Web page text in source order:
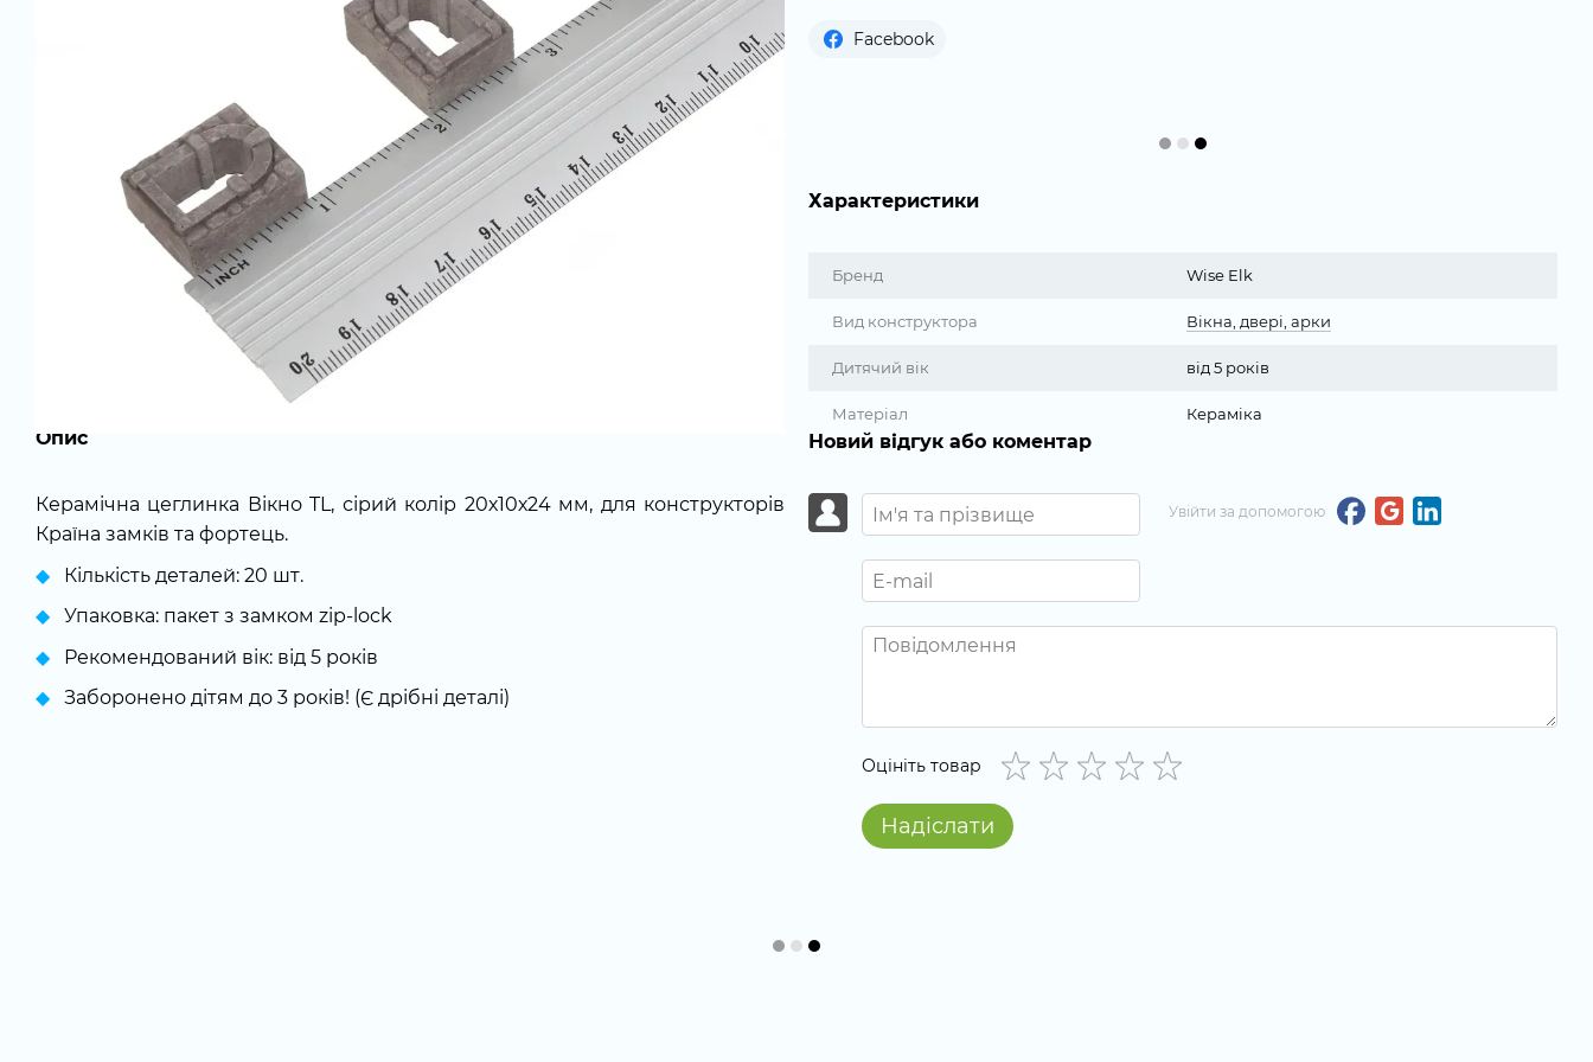
Опис
Керамічна цеглинка Вікно TL, сірий колір 20х10х24 мм, для конструкторів
Країна замків та фортець.
Кількість деталей: 20 шт.
Упаковка: пакет з замком zip-lock
Рекомендований вік: від 5 років
Заборонено дітям до 3 років! (Є дрібні деталі)
Facebook
Характеристики
Бренд Wise Elk
Вид конструктора Вікна, двері, арки
Дитячий вік від 5 років
Матеріал Кераміка
Новий відгук або коментар
Увійти за допомогою
Оцініть товар
Надіслати